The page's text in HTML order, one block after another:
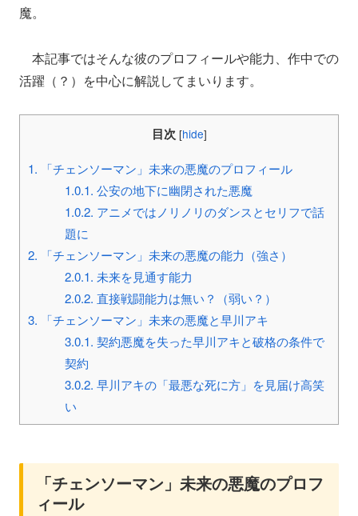
魔。
本記事ではそんな彼のプロフィールや能力、作中での
活躍（？）を中心に解説してまいります。
目次 [hide]
1. 「チェンソーマン」未来の悪魔のプロフィール
1.0.1. 公安の地下に幽閉された悪魔
1.0.2. アニメではノリノリのダンスとセリフで話
題に
2. 「チェンソーマン」未来の悪魔の能力（強さ）
2.0.1. 未来を見通す能力
2.0.2. 直接戦闘能力は無い？（弱い？）
3. 「チェンソーマン」未来の悪魔と早川アキ
3.0.1. 契約悪魔を失った早川アキと破格の条件で
契約
3.0.2. 早川アキの「最悪な死に方」を見届け高笑
い
「チェンソーマン」未来の悪魔のプロフ
ィール